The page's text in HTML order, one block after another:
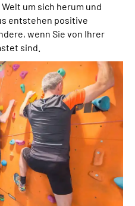
um sich herum und
entstehen positive
wenn Sie von Ihrer
sind.